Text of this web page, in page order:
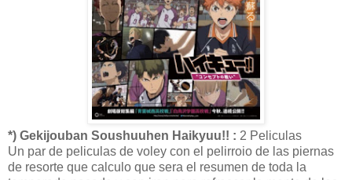
*) Gekijouban Soushuuhen Haikyuu!! : 2 Peliculas
Un par de peliculas de voley con el pelirroio de las piernas
de resorte que calculo que sera el resumen de toda la